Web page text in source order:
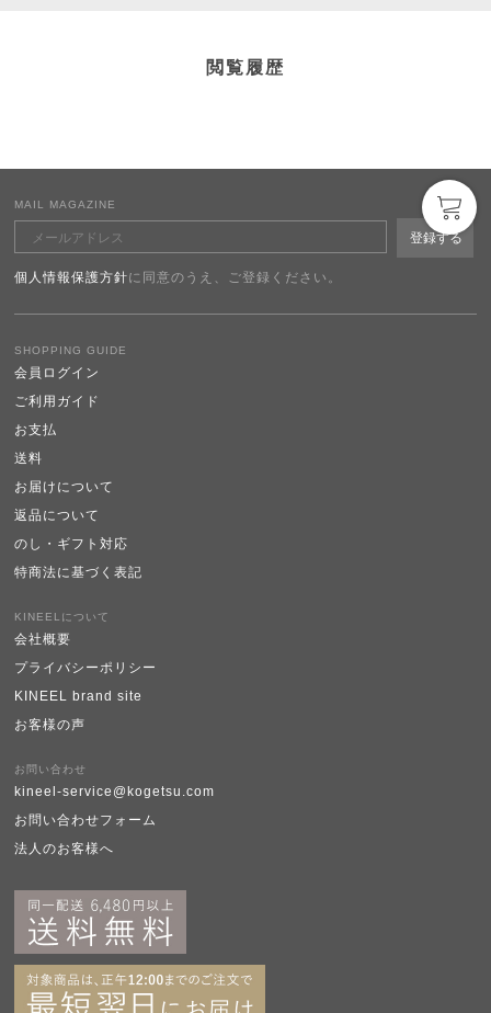
閲覧履歴
SHOPPING GUIDE
会員ログイン
ご利用ガイド
お支払
送料
お届けについて
返品について
のし・ギフト対応
特商法に基づく表記
KINEELについて
会社概要
プライバシーポリシー
KINEEL brand site
お客様の声
お問い合わせ
kineel-service@kogetsu.com
お問い合わせフォーム
法人のお客様へ
MAIL MAGAZINE
個人情報保護方針に同意のうえ、ご登録ください。